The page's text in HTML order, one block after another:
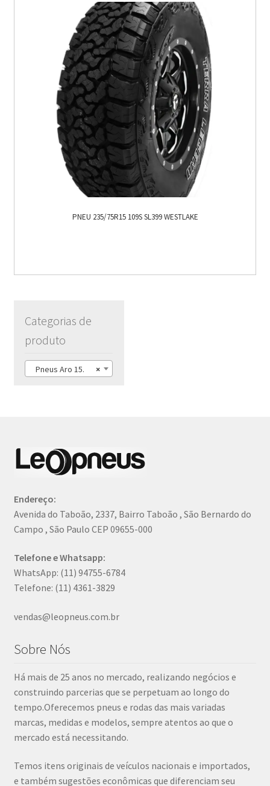
PNEU 235/75R15 109S SL399 WESTLAKE
Categorias de
produto
×
Pneus Aro 15.
Endereço:
Avenida do Taboão, 2337, Bairro Taboão , São Bernardo do
Campo , São Paulo CEP 09655-000
Telefone e Whatsapp:
WhatsApp: (11) 94755-6784
Telefone: (11) 4361-3829
vendas@leopneus.com.br
Sobre Nós
Há mais de 25 anos no mercado, realizando negócios e
construindo parcerias que se perpetuam ao longo do
tempo.Oferecemos pneus e rodas das mais variadas
marcas, medidas e modelos, sempre atentos ao que o
mercado está necessitando.
Temos itens originais de veículos nacionais e importados,
e também sugestões econômicas que diferenciam seu